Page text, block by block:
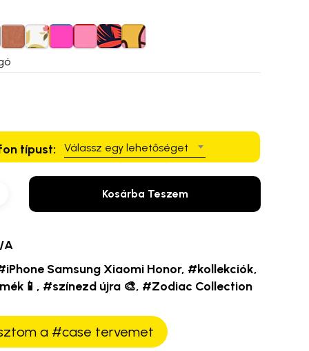
típust: Válassz egy lehetőséget
Kosárba Teszem
A
Samsung Xiaomi Honor,#kollekciók,
,#színezd újra 🎨,#Zodiac Collection
a #case tervemet